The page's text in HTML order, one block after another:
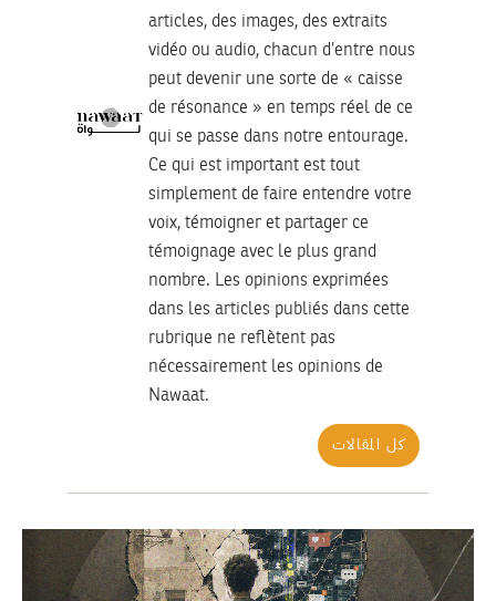
articles, des images, des extraits
vidéo ou audio, chacun d’entre nous
peut devenir une sorte de « caisse
de résonance » en temps réel de ce
qui se passe dans notre entourage.
Ce qui est important est tout
simplement de faire entendre votre
voix, témoigner et partager ce
témoignage avec le plus grand
nombre. Les opinions exprimées
dans les articles publiés dans cette
rubrique ne reflètent pas
nécessairement les opinions de
Nawaat.
كل المقالات